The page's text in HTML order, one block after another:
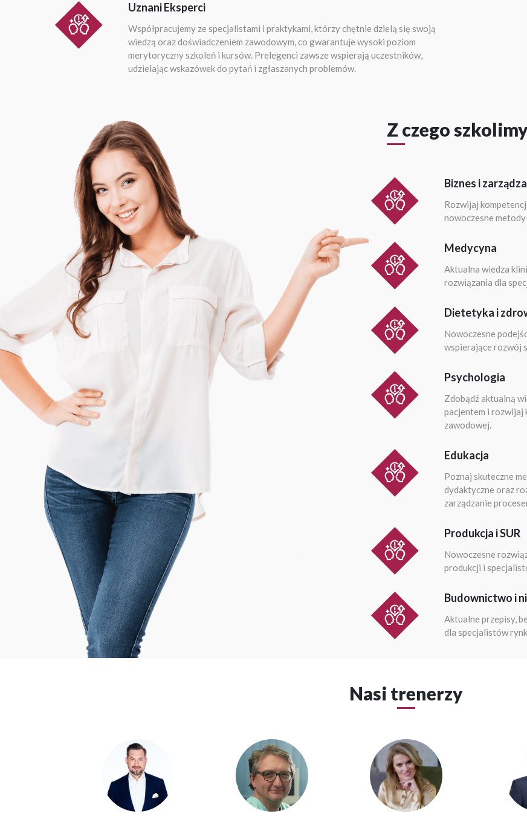
Uznani Eksperci
Współpracujemy ze specjalistami i praktykami, którzy chętnie dzielą się swoją
wiedzą oraz doświadczeniem zawodowym, co gwarantuje wysoki poziom
merytoryczny szkoleń i kursów. Prelegenci zawsze wspierają uczestników,
udzielając wskazówek do pytań i zgłaszanych problemów.
Z czego
Biznes i
Rozwijaj
nowoczesne
Medycyna
Aktualna wiedza
rozwiązania dla
Dietetyka i
Nowoczesne
wspierające rozwój
Psychologia
Zdobądź aktualną
pacjentem i rozwijaj
zawodowej.
Edukacja
Poznaj skuteczne
dydaktyczne oraz
zarządzanie
Produkcja i SUR
Nowoczesne
produkcji i
Budownictwo i
Aktualne przepisy,
dla specjalistów
Nasi trenerzy